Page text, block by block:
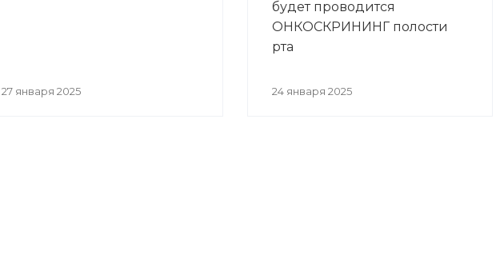
27 января 2025
будет проводится
ОНКОСКРИНИНГ полости
рта
24 января 2025